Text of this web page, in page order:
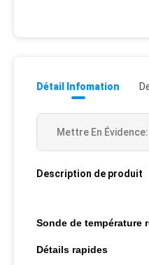
Détail Infomation
Mettre En Évidence:
Description de produit
Sonde de température
Détails rapides